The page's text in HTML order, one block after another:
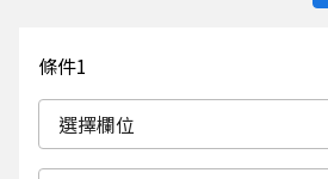
條件1
選擇欄位